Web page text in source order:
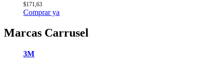
$171,63
Comprar ya
Marcas Carrusel
3M